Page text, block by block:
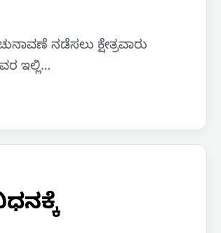
ನಡೆಸಲು ಕ್ಷೇತ್ರವಾರು
ಇಲ್ಲಿ…